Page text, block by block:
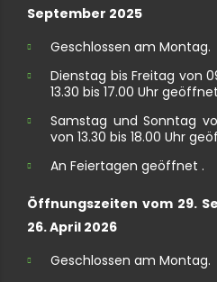
September 2025
Geschlossen am Montag.
Dienstag bis Freitag von
13.30 bis 17.00 Uhr
Samstag und Sonntag
von 13.30 bis 18.00 Uhr
An Feiertagen geöffnet .
Öffnungszeiten vom 29.
26. April 2026
Geschlossen am Montag.